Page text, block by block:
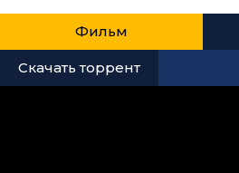
Фильм
Скачать торрент